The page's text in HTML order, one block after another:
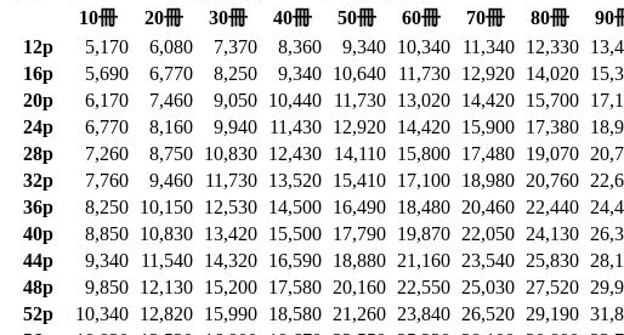
10冊
20冊 30冊 40冊 50冊 60冊 70冊 80冊 90
12p
5,170 6,080 7,370 8,360 9,340 10,340 11,340 12,330
16p
5,690 6,770 8,250 9,340 10,640 11,730 12,920 14,020
20p
6,170 7,460 9,050 10,440 11,730 13,020 14,420 15,700
24p
6,770 8,160 9,940 11,430 12,920 14,420 15,900 17,380
28p
7,260 8,750 10,830 12,430 14,110 15,800 17,480 19,070
32p
7,760 9,460 11,730 13,520 15,410 17,100 18,980 20,760
36p
8,250 10,150 12,530 14,500 16,490 18,480 20,460 22,440
40p
8,850 10,830 13,420 15,500 17,790 19,870 22,050 24,130
44p
9,340 11,540 14,320 16,590 18,880 21,160 23,540 25,830
48p
9,850 12,130 15,200 17,580 20,160 22,550 25,030 27,520
52p
10,340 12,820 15,990 18,580 21,260 23,840 26,520 29,190